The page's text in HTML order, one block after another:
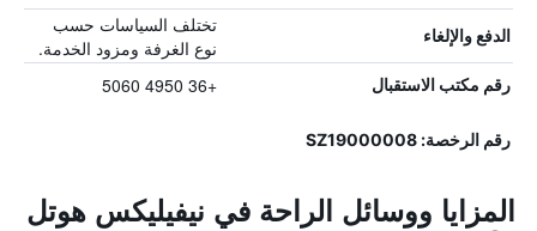
الدفع والإلغاء
تختلف السياسات حسب
نوع الغرفة ومزود الخدمة.
رقم مكتب الاستقبال +36 4950 5060
رقم الرخصة: SZ19000008
المزايا ووسائل الراحة في نيفيليكس هوتل